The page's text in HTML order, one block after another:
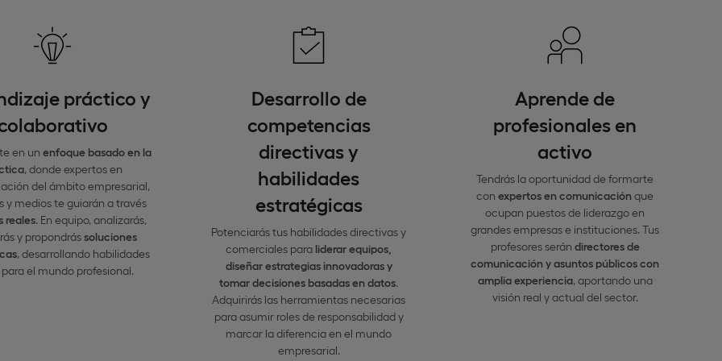
práctico y
en un enfoque basado en la
, donde expertos en
del ámbito empresarial,
y medios te guiarán a través
reales. En equipo, analizarás,
y propondrás soluciones
, desarrollando habilidades
el mundo profesional.
Desarrollo de
competencias
directivas y
habilidades
estratégicas
Potenciarás tus habilidades directivas y
comerciales para liderar equipos,
diseñar estrategias innovadoras y
tomar decisiones basadas en datos.
Adquirirás las herramientas necesarias
para asumir roles de responsabilidad y
marcar la diferencia en el mundo
empresarial.
Aprende de
profesionales en
activo
Tendrás la oportunidad de formarte
con expertos en comunicaciónque
ocupan puestos de liderazgo en
grandes empresas e instituciones. Tus
profesores serán directores de
comunicación y asuntos públicos con
amplia experiencia, aportando una
visión real y actual del sector.